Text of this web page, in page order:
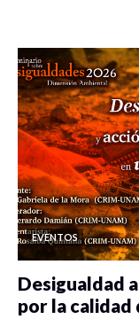
EVENTOS
Desigualdad
por la calidad